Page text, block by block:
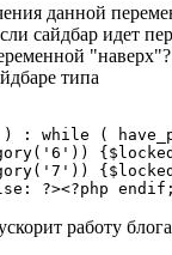
данной
сайдбар идет
типа
: while (
?><?php
работу